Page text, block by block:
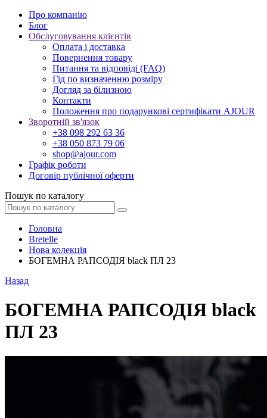
Про компанію
Блог
Обслуговування клієнтів
Оплата і доставка
Повернення товару
Питання та відповіді (FAQ)
Гід по визначенню розміру
Догляд за білизною
Контакти
Положення про подарункові сертифікати AJOUR
Зворотній зв'язок
+38 098 292 63 36
+38 050 873 79 06
shop@ajour.com
Графік роботи
Договір публічної оферти
Пошук по каталогу
Головна
Bretelle
Нова колекція
БОГЕМНА РАПСОДІЯ black ПЛ 23
Назад
БОГЕМНА РАПСОДІЯ black
ПЛ 23